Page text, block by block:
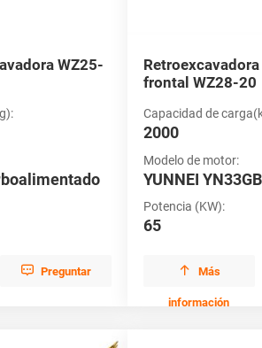
WZ25-
 Preguntar
frontal WZ28-20
Capacidad de
2000
Modelo de motor:
YUNNEI
Potencia (KW):
65
 Más
información